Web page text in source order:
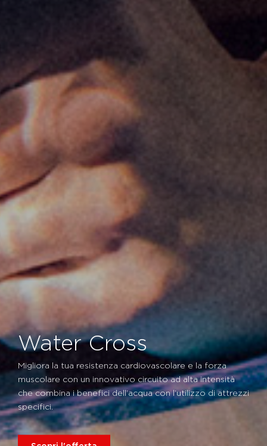
Water Cross
Migliora la tua resistenza cardiovascolare e la forza
muscolare con un innovativo circuito ad alta intensità
che combina i benefici dell’acqua con l’utilizzo di attrezzi
specifici.